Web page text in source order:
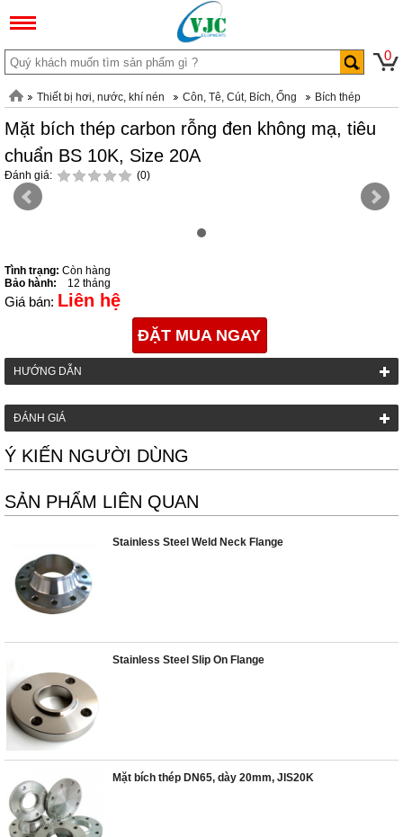
0
Thiết bị hơi, nước, khí nén Côn, Tê, Cút, Bích, Ống Bích thép
Mặt bích thép carbon rỗng đen không mạ, tiêu
chuẩn BS 10K, Size 20A
Đánh giá: (0)
Tình trạng: Còn hàng
Bảo hành:
12 tháng
Giá bán: Liên hệ
ĐẶT MUA NGAY
HƯỚNG DẪN
ĐÁNH GIÁ
Ý KIẾN NGƯỜI DÙNG
SẢN PHẨM LIÊN QUAN
Stainless Steel Weld Neck Flange
Stainless Steel Slip On Flange
Mặt bích thép DN65, dày 20mm, JIS20K